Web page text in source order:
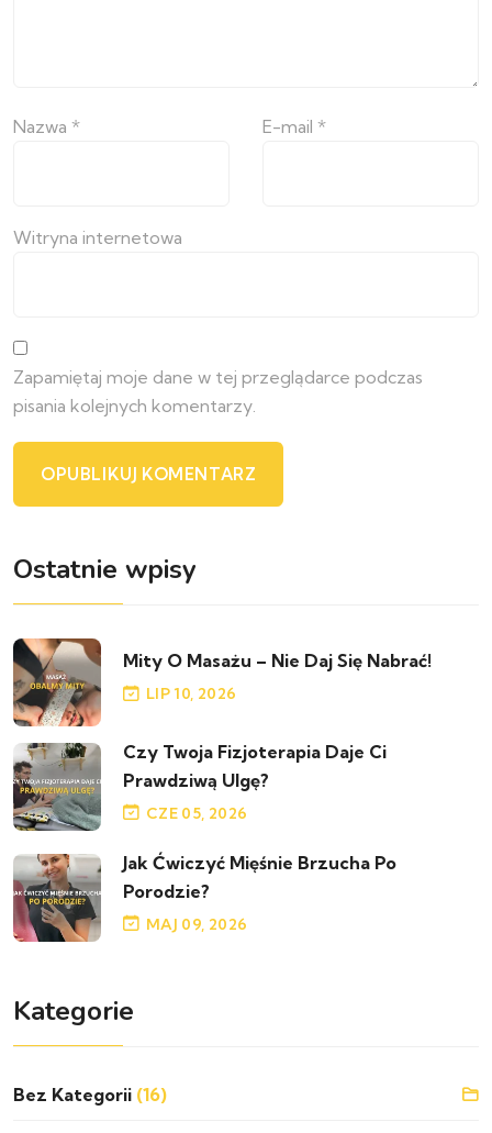
Nazwa * E-mail *
Witryna internetowa
Zapamiętaj moje dane w tej przeglądarce podczas
pisania kolejnych komentarzy.
Ostatnie wpisy
Mity O Masażu – Nie Daj Się Nabrać!
LIP 10, 2026
Czy Twoja Fizjoterapia Daje Ci
Prawdziwą Ulgę?
CZE 05, 2026
Jak Ćwiczyć Mięśnie Brzucha Po
Porodzie?
MAJ 09, 2026
Kategorie
Bez Kategorii (16)